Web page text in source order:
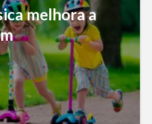
melhora a